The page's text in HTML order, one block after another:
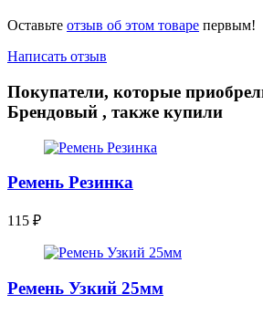
Оставьте отзыв об этом товаре первым!
Написать отзыв
Покупатели, которые
Брендовый , также купили
Ремень Резинка
115 ₽
Ремень Узкий 25мм